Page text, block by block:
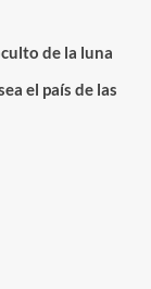
de la luna
el país de las